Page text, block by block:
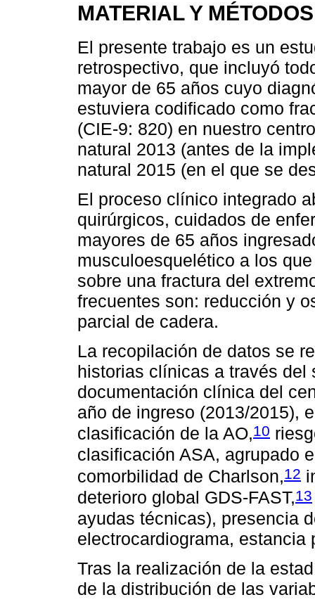
MATERIAL Y MÉTODOS
El presente trabajo es un
retrospectivo, que incluyó
mayor de 65 años cuyo
estuviera codificado como
(CIE-9: 820) en nuestro
natural 2013 (antes de la
natural 2015 (en el que se
El proceso clínico integrado
quirúrgicos, cuidados de
mayores de 65 años
musculoesquelético a los
sobre una fractura del
frecuentes son: reducción y
parcial de cadera.
La recopilación de datos se
historias clínicas a través del
documentación clínica del
año de ingreso (2013/2015),
clasificación de la AO,10
clasificación ASA, agrupado
comorbilidad de Charlson,12
deterioro global GDS-FAST,13
ayudas técnicas), presencia
electrocardiograma, estancia
Tras la realización de la
de la distribución de las